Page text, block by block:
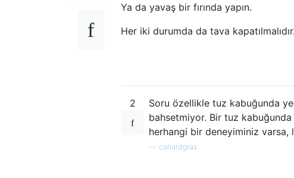
Ya da yavaş bir fırında yapın.
Her iki durumda da tava kapatılmalıdır.
2
Soru özellikle tuz kabuğunda
bahsetmiyor. Bir tuz
herhangi bir deneyiminiz varsa,
canardgras